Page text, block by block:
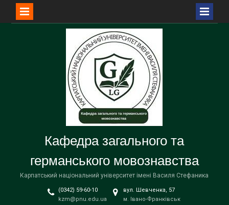
Кафедра загального та
германського мовознавства
Карпатський національний університет імені Василя Стефаника
(0342) 59-60-10
kzm@pnu.edu.ua
вул. Шевченка, 57
м. Івано-Франківськ